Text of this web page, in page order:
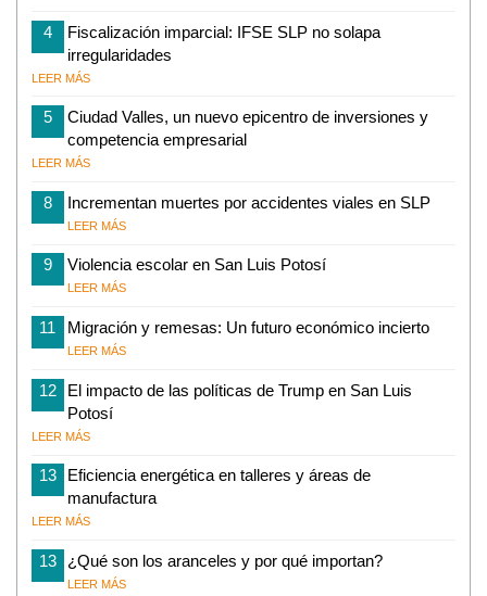
4
Fiscalización imparcial: IFSE SLP no solapa
irregularidades
LEER MÁS
5
Ciudad Valles, un nuevo epicentro de inversiones y
competencia empresarial
LEER MÁS
8 Incrementan muertes por accidentes viales en SLP
LEER MÁS
9 Violencia escolar en San Luis Potosí
LEER MÁS
11 Migración y remesas: Un futuro económico incierto
LEER MÁS
12
El impacto de las políticas de Trump en San Luis
Potosí
LEER MÁS
13
Eficiencia energética en talleres y áreas de
manufactura
LEER MÁS
13 ¿Qué son los aranceles y por qué importan?
LEER MÁS